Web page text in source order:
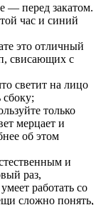
— перед закатом.
час и синий
это отличный
свисающих с
светит на лицо
сбоку;
только
мерцает и
об этом
и
раз,
работать со
сложно понять,